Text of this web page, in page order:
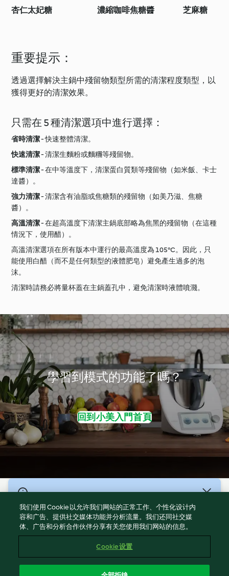
杏仁太妃糖 濃縮咖啡焦糖醬 芝麻糖
重要提示：
透過選擇解決主鍋中殘留物類型所需的清潔程度類型，以
獲得更好的清潔效果。
只需在 5 種清潔選項中進行選擇：
省時清潔- 快速整體清潔。
快速清潔- 清潔生麵粉或麵糰等殘留物。
標準清潔- 在中等溫度下，清潔蛋白質類等殘留物（如米飯、卡士
達醬）。
強力清潔- 清潔含有油脂或焦糖類的殘留物（如美乃滋、焦糖
醬）。
高溫清潔- 在超高溫度下清潔主鍋底部略為焦黑的殘留物（在這種
情況下，使用醋）。
高溫清潔選項在所有版本中運行的最高溫度為 105°C。因此，只
能使用白醋（而不是任何類型的液體肥皂）避免產生過多的泡
沫。
清潔時請務必將量杯蓋在主鍋蓋孔中，避免清潔時液體噴濺。
學習到模式的功能了嗎？
回到小美入門首頁
服務條款
隱私權政策
網頁所有權
我们使用 Cookie 以允许我们网站的正常工作、个性化设计内
容和广告、提供社交媒体功能并分析流量。我们还同社交媒
体、广告和分析合作伙伴分享有关您使用我们网站的信息。
Cookie 设置